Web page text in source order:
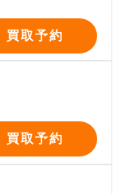
買取予約
買取予約